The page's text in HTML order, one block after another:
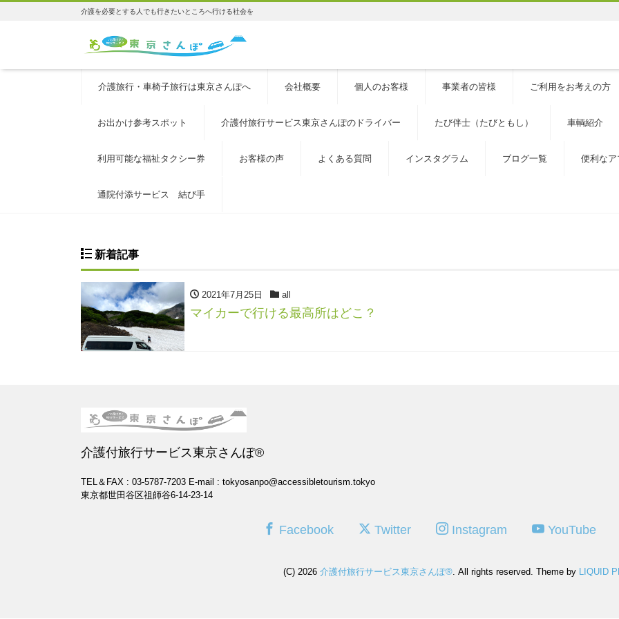
介護を必要とする人でも行きたいところへ行ける社会を
介護旅行・車椅子旅行は東京さんぽへ 会社概要 個人のお客様 事業者の皆様 ご利用をお考えの方
お出かけ参考スポット 介護付旅行サービス東京さんぽのドライバー たび伴士（たびともし） 車輌紹介
利用可能な福祉タクシー券 お客様の声 よくある質問 インスタグラム ブログ一覧 便利なア
通院付添サービス 結び手
新着記事
2021年7月25日 all
マイカーで行ける最高所はどこ？
介護付旅行サービス東京さんぽ®
TEL＆FAX : 03-5787-7203 E-mail : tokyosanpo@accessibletourism.tokyo
東京都世田谷区祖師谷6-14-23-14
Facebook Twitter Instagram YouTube
(C) 2026 介護付旅行サービス東京さんぽ® . All rights reserved. Theme by LIQUID